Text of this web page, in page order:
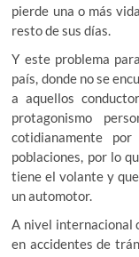
pierde una o más
resto de sus días.
Y este problema
país, donde no se
a aquellos
protagonismo
cotidianamente
poblaciones, por lo
tiene el volante y
un automotor.
A nivel internacional
en accidentes de